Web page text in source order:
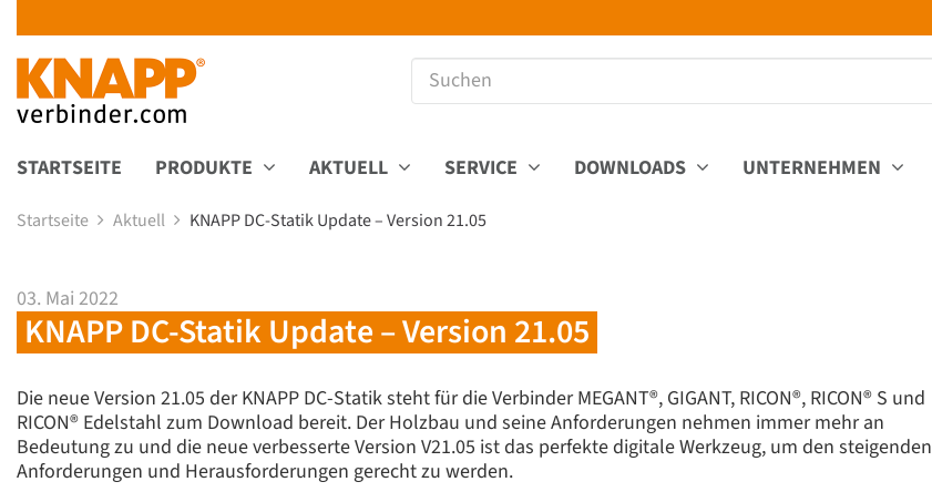
STARTSEITE PRODUKTE AKTUELL SERVICE DOWNLOADS UNTERNEHMEN
Startseite Aktuell KNAPP DC-Statik Update – Version 21.05
03. Mai 2022
KNAPP DC-Statik Update – Version 21.05
Die neue Version 21.05 der KNAPP DC-Statik steht für die Verbinder MEGANT®, GIGANT, RICON®, RICON® S und
RICON® Edelstahl zum Download bereit. Der Holzbau und seine Anforderungen nehmen immer mehr an
Bedeutung zu und die neue verbesserte Version V21.05 ist das perfekte digitale Werkzeug, um den steigenden
Anforderungen und Herausforderungen gerecht zu werden.